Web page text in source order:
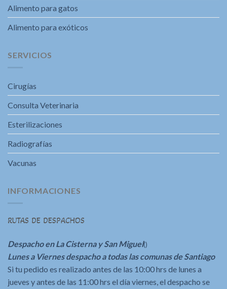
Alimento para gatos
Alimento para exóticos
SERVICIOS
Cirugías
Consulta Veterinaria
Esterilizaciones
Radiografías
Vacunas
INFORMACIONES
RUTAS DE DESPACHOS
Despacho en La Cisterna y San Miguel()
Lunes a Viernes despacho a todas las comunas de Santiago
Si tu pedido es realizado antes de las 10:00 hrs de lunes a
jueves y antes de las 11:00 hrs el día viernes, el despacho se